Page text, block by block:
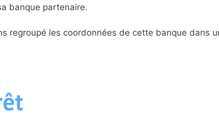
banque partenaire.
regroupé les coordonnées de cette banque dans